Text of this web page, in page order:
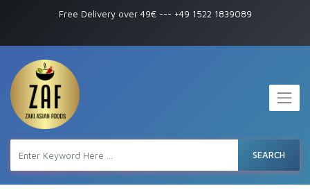
Free Delivery over 49€--- +49 1522 1839089
SEARCH